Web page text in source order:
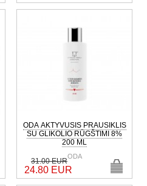
ODA AKTYVUSIS PRAUSIKLIS
SU GLIKOLIO RŪGŠTIMI 8%
200 ML
ODA
31.00 EUR
24.80 EUR